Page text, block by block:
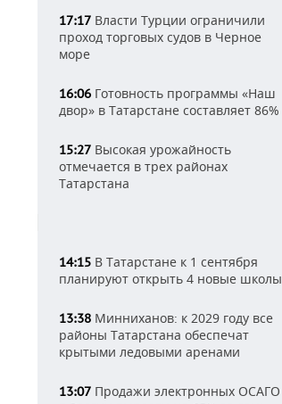
17:17 Власти Турции ограничили
проход торговых судов в Черное
море
16:06 Готовность программы «Наш
двор» в Татарстане составляет 86%
15:27 Высокая урожайность
отмечается в трех районах
Татарстана
14:15 В Татарстане к 1 сентября
планируют открыть 4 новые школы
13:38 Минниханов: к 2029 году все
районы Татарстана обеспечат
крытыми ледовыми аренами
13:07 Продажи электронных ОСАГО